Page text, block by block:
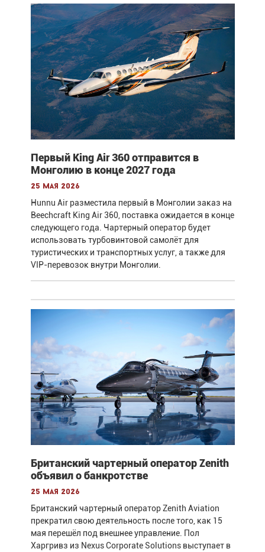
Первый King Air 360 отправится в
Монголию в конце 2027 года
25 мая 2026
Hunnu Air разместила первый в Монголии заказ на
Beechcraft King Air 360, поставка ожидается в конце
следующего года. Чартерный оператор будет
использовать турбовинтовой самолёт для
туристических и транспортных услуг, а также для
VIP-перевозок внутри Монголии.
Британский чартерный оператор Zenith
объявил о банкротстве
25 мая 2026
Британский чартерный оператор Zenith Aviation
прекратил свою деятельность после того, как 15
мая перешёл под внешнее управление. Пол
Харгривз из Nexus Corporate Solutions выступает в